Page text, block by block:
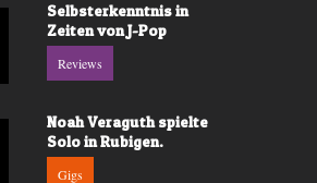
Selbsterkenntnis in
Zeiten von J-Pop
Reviews
Noah Veraguth spielte
Solo in Rubigen.
Gigs